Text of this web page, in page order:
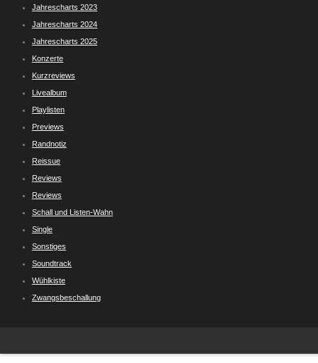
Jahrescharts 2023
Jahrescharts 2024
Jahrescharts 2025
Konzerte
Kurzreviews
Livealbum
Playlisten
Previews
Randnotiz
Reissue
Reviews
Reviews
Schall und Listen-Wahn
Single
Sonstiges
Soundtrack
Wühlkiste
Zwangsbeschallung